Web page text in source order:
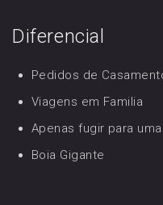
Diferencial
Pedidos de
Viagens em Familia
Apenas fugir para uma
Boia Gigante